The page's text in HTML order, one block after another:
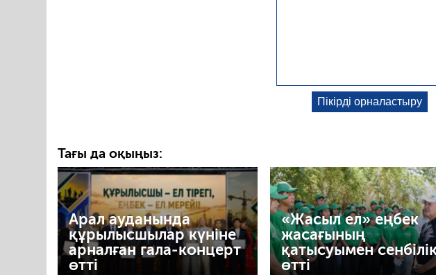
Тағы да оқыңыз:
Арал ауданында
құрылысшылар күніне
арналған гала-концерт
өтті
«Жасыл ел» еңбек
жасағының
қатысуымен
өтті